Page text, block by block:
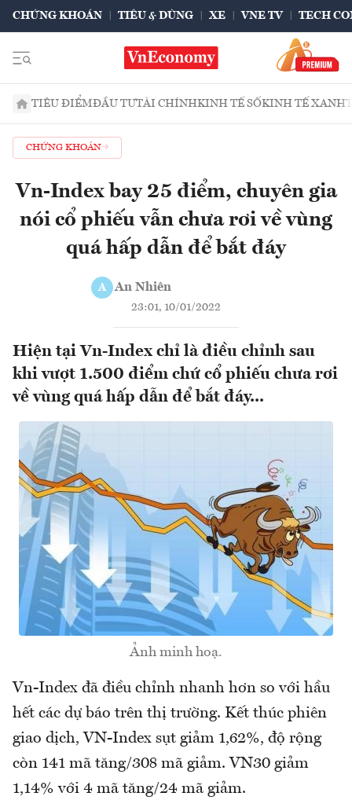
CHỨNG KHOÁN TIÊU & DÙNG XE VNE TV TECH
TIÊU ĐIỂMĐẦU TƯTÀI CHÍNHKINH TẾ SỐKINH TẾ XANH
CHỨNG KHOÁN
Vn-Index bay 25 điểm, chuyên gia
nói cổ phiếu vẫn chưa rơi về vùng
quá hấp dẫn để bắt đáy
A An Nhiên
23:01, 10/01/2022
Hiện tại Vn-Index chỉ là điều chỉnh sau
khi vượt 1.500 điểm chứ cổ phiếu chưa rơi
về vùng quá hấp dẫn để bắt đáy...
Ảnh minh hoạ.
Vn-Index đã điều chỉnh nhanh hơn so với hầu
hết các dự báo trên thị trường. Kết thúc phiên
giao dịch, VN-Index sụt giảm 1,62%, độ rộng
còn 141 mã tăng/308 mã giảm. VN30 giảm
1,14% với 4 mã tăng/24 mã giảm.